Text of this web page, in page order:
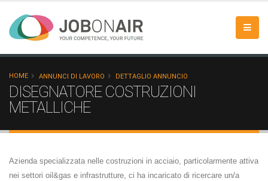
HOME ANNUNCI DI LAVORO DETTAGLIO ANNUNCIO
DISEGNATORE COSTRUZIONI
METALLICHE
Azienda specializzata nelle costruzioni in acciaio, particolarmente attiva
nei settori oil&gas e infrastrutture, ci ha incaricato di ricercare un/a